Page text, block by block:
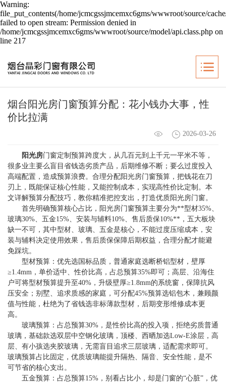
Warning:
file_put_contents(/home/jcmcgssjmcemxc6gms/wwwroot/source/
failed to open stream: Permission denied in
/home/jcmcgssjmcemxc6gms/wwwroot/source/model/api.class.php on
line 217
烟台阳光房门窗预算分配：花小钱办大事，性
价比拉满
2026-03-26
阳光房门窗定制预算跨度大，从几百元到上千元一平米不等，
很多业主要么盲目省钱选劣质产品，后期维修不断；要么过度投入
高端配置，造成预算浪费。合理分配阳光房门窗预算，把钱花在刀
刃上，既能保证核心性能，又能控制成本，实现高性价比定制。本
文详解预算分配技巧，教你精准把控支出，打造优质阳光房门窗。
首先明确预算核心占比，阳光房门窗预算主要分为**型材35%、
玻璃30%、五金15%、安装与辅料10%、售后质保10%**，五大板块
缺一不可，其中型材、玻璃、五金是核心，不能过度压缩成本，安
装与辅料决定使用效果，售后质保保障后期权益，合理分配才能避
免踩坑。
型材预算：优先选国标品质，普通家庭选断桥铝型材，壁厚
≥1.4mm，单价适中、性价比高，占总预算35%即可；高层、沿海住
户可将型材预算提升至40%，升级壁厚≥1.8mm的系统窗，保障抗风
压安全；别墅、追求质感的家庭，可分配45%预算选铝包木，兼顾颜
值与性能，杜绝为了省钱选非标薄款型材，后期变形维修成本更
高。
玻璃预算：占总预算30%，是性价比高的投入项，拒绝劣质普通
玻璃，基础款选双层中空钢化玻璃，顶楼、西晒加选Low-E涂层，高
层、有小孩选夹胶玻璃，无需盲目追求三层玻璃，适配需求即可。
玻璃预算占比固定，优质玻璃能提升隔热、隔音、安全性能，是不
可节省的核心支出。
五金预算：占总预算15%，别看占比小，却是门窗的“心脏”，优